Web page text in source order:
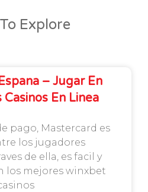
Explore
– Jugar En
En Linea
pago, Mastercard es
los jugadores
de ella, es facil y
los mejores winxbet